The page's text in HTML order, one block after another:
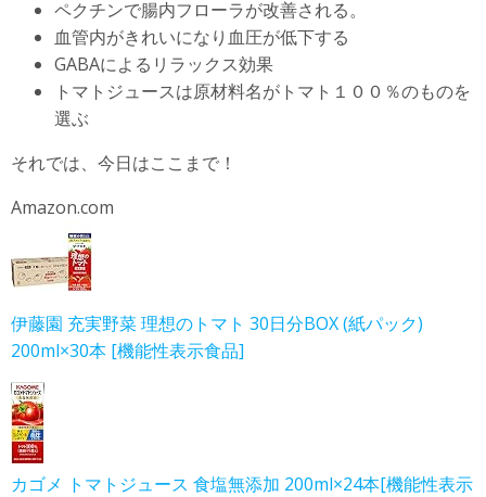
ペクチンで腸内フローラが改善される。
血管内がきれいになり血圧が低下する
GABAによるリラックス効果
トマトジュースは原材料名がトマト１００％のものを
選ぶ
それでは、今日はここまで！
Amazon.com
伊藤園 充実野菜 理想のトマト 30日分BOX (紙パック)
200ml×30本 [機能性表示食品]
カゴメ トマトジュース 食塩無添加 200ml×24本[機能性表示